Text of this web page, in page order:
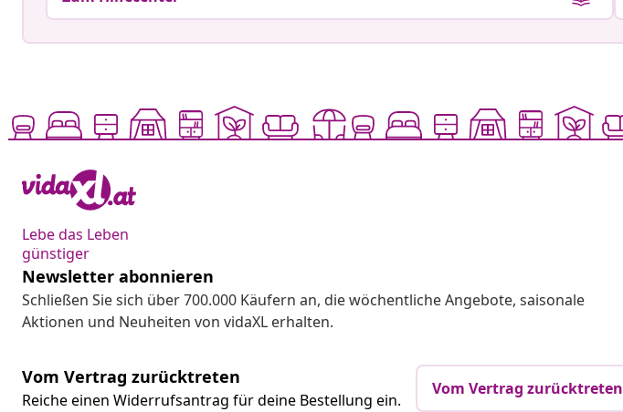
Lebe das Leben
günstiger
Newsletter abonnieren
Schließen Sie sich über 700.000 Käufern an, die wöchentliche Angebote, saisonale
Aktionen und Neuheiten von vidaXL erhalten.
Vom Vertrag zurücktreten
Reiche einen Widerrufsantrag für deine Bestellung ein.
Vom Vertrag zurücktreten